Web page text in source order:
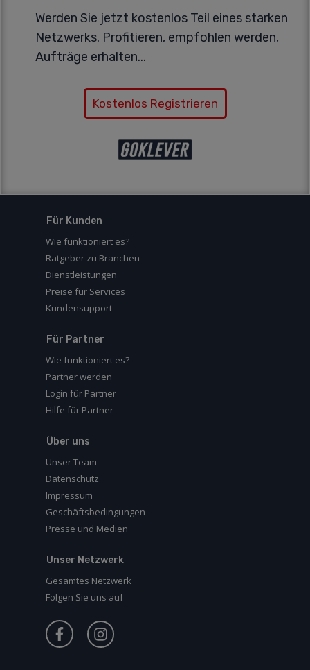
Werden Sie jetzt kostenlos Teil eines starken
Netzwerks. Profitieren, empfohlen werden,
Aufträge erhalten...
Kostenlos Registrieren
Für Kunden
Wie funktioniert es?
Ratgeber zu Branchen
Dienstleistungen
Preise für Services
Kundensupport
Für Partner
Wie funktioniert es?
Partner werden
Login für Partner
Hilfe für Partner
Über uns
Unser Team
Datenschutz
Impressum
Geschäftsbedingungen
Presse und Medien
Unser Netzwerk
Gesamtes Netzwerk
Folgen Sie uns auf